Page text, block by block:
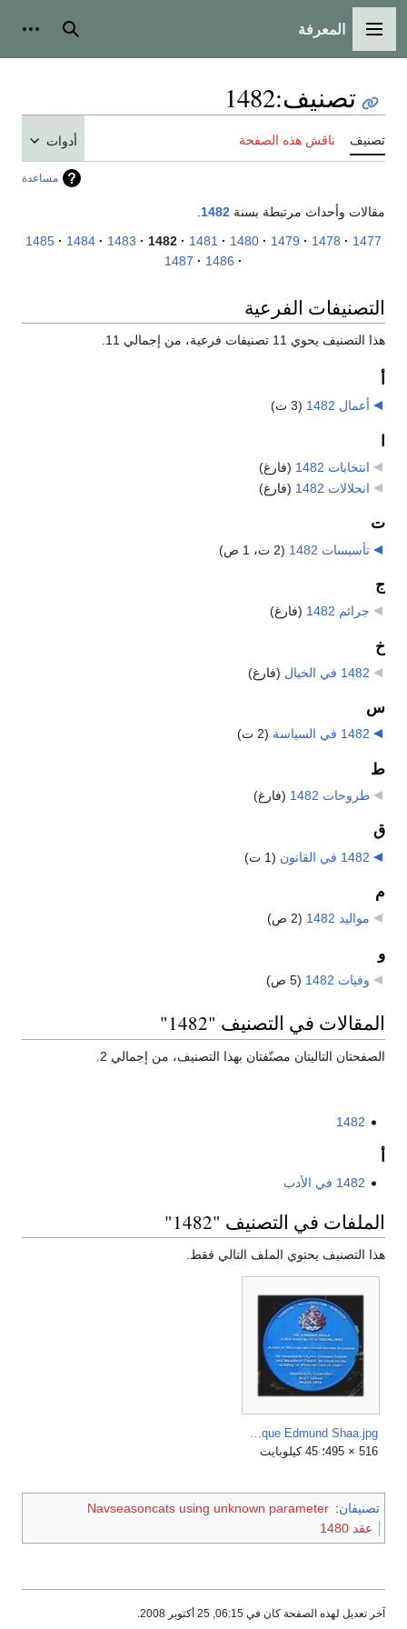
القائمة الرئيسية
المعرفة بحث
تصنيف:
1482
تصنيف ناقش هذه الصفحة أدوات
مساعدة
مقالات وأحداث مرتبطة بسنة 1482
1477
1478
1479
1480
1481
1482
1483
1484
1485
1486
1487
التصنيفات الفرعية
هذا التصنيف يحوي 11 تصنيفات فرعية، من إجمالي 11.
أعمال 1482 (3 ت)
انتخابات 1482
(فارغ)
انحلالات 1482
(فارغ)
ت
تأسيسات 1482 (2 ت، 1 ص)
ج
جرائم 1482 (فارغ)
خ
1482 في الخيال (فارغ)
س
1482 في السياسة (2 ت)
ط
طروحات 1482 (فارغ)
ق
1482 في القانون (1 ت)
م
مواليد 1482 (2 ص)
و
وفيات 1482 (5 ص)
المقالات في التصنيف "1482"
الصفحتان التاليتان مصنّفتان بهذا التصنيف، من إجمالي 2.
1482
1482 في الأدب
الملفات في التصنيف "1482"
هذا التصنيف يحتوي الملف التالي فقط.
Blue Plaque Edmund Shaa.jpg
516 × 495؛ 45 كيلوبايت
تصنيفان:
Navseasoncats using unknown parameter
عقد 1480
آخر تعديل لهذه الصفحة كان في 06:15, 25 أكتوبر 2008.